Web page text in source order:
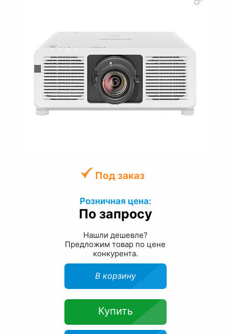
Под заказ
Розничная цена:
По запросу
Нашли дешевле?
Предложим товар по цене
конкурента.
В корзину
Купить